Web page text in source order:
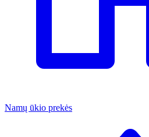
Namų ūkio prekės